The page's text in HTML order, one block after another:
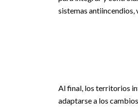
sistemas
Al final, los territorios
adaptarse a los